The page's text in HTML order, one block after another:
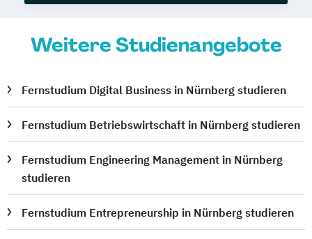
Weitere Studienangebote
Fernstudium Digital Business in Nürnberg studieren
Fernstudium Betriebswirtschaft in Nürnberg studieren
Fernstudium Engineering Management in Nürnberg
studieren
Fernstudium Entrepreneurship in Nürnberg studieren